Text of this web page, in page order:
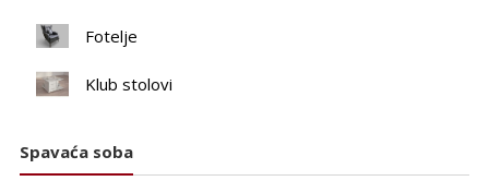
Fotelje
Klub stolovi
Spavaća soba